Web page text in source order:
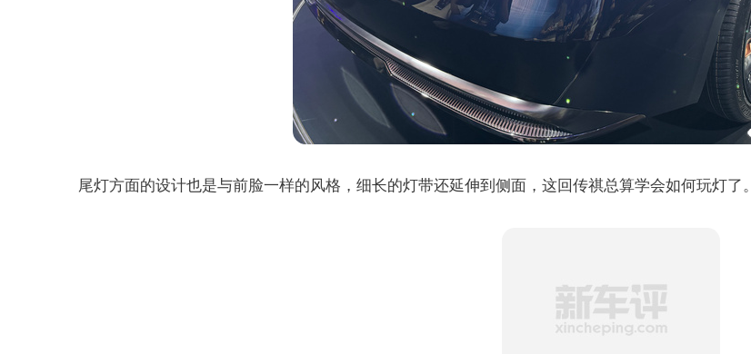
尾灯方面的设计也是与前脸一样的风格，细长的灯带还延伸到侧面，这回传祺总算学会如何玩灯了。